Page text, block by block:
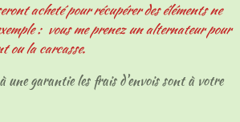
acheté pour récupérer des éléments ne
: vous me prenez un alternateur pour
ou la carcasse.
une garantie les frais d'envois sont à votre